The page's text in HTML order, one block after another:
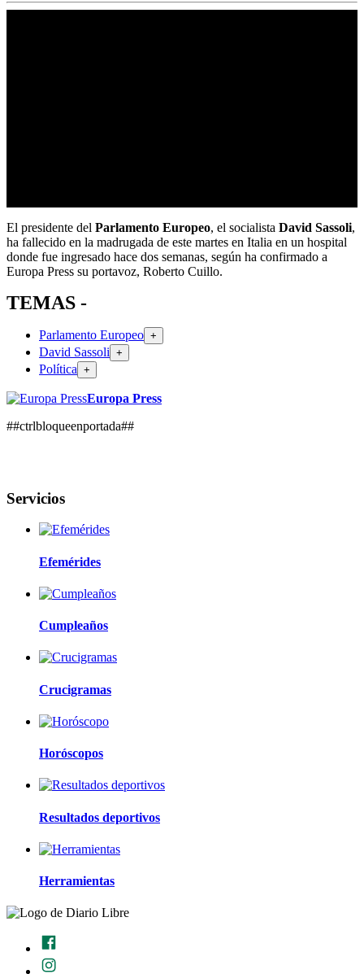
El presidente del Parlamento Europeo, el socialista David Sassoli,
ha fallecido en la madrugada de este martes en Italia en un hospital
donde fue ingresado hace dos semanas, según ha confirmado a
Europa Press su portavoz, Roberto Cuillo.
TEMAS -
Parlamento Europeo +
David Sassoli +
Política +
Europa Press
##ctrlbloqueenportada##
Servicios
Efemérides
Cumpleaños
Crucigramas
Horóscopos
Resultados deportivos
Herramientas